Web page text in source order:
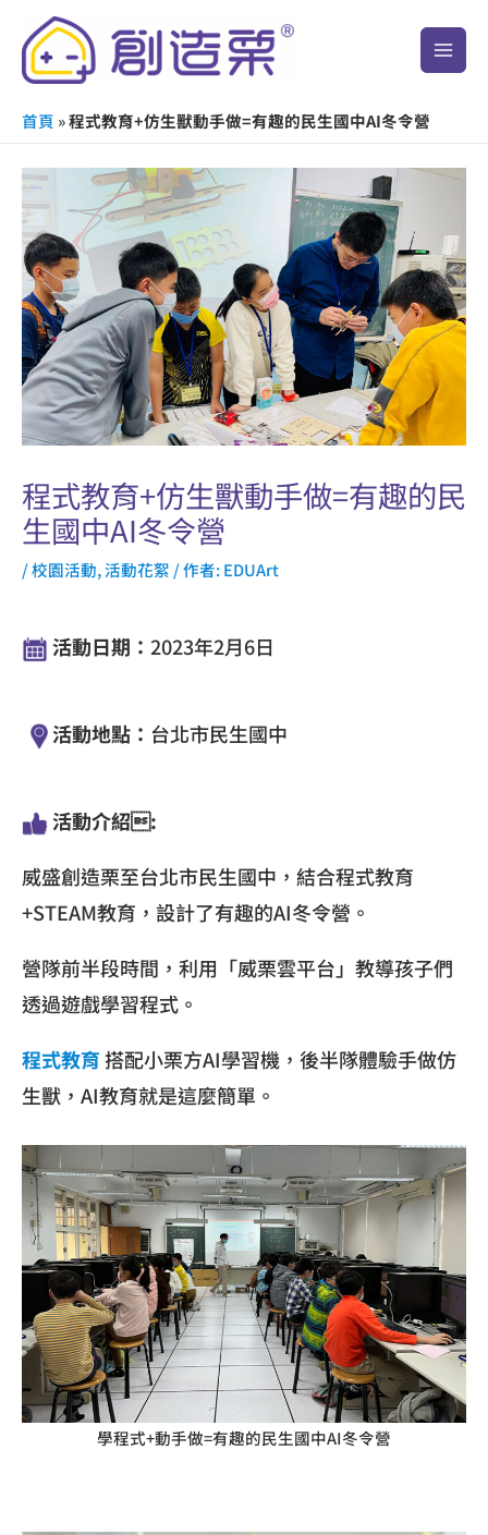
Main
首頁 »程式教育+仿生獸動手做=有趣的民生國中AI冬令營
程式教育+仿生獸動手做=有趣的民
生國中AI冬令營
/校園活動,活動花絮 / 作者:EDUArt
活動日期： 2023年2月6日
活動地點： 台北市民生國中
活動介紹:
威盛創造栗至台北市民生國中，結合程式教育
+STEAM教育，設計了有趣的AI冬令營。
營隊前半段時間，利用「威栗雲平台」教導孩子們
透過遊戲學習程式。
程式教育搭配小栗方AI學習機，後半隊體驗手做仿
生獸，AI教育就是這麼簡單。
學程式+動手做=有趣的民生國中AI冬令營